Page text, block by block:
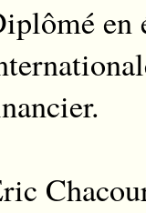
en